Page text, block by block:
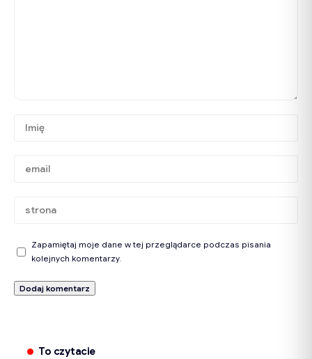
Zapamiętaj moje dane w tej przeglądarce podczas pisania
kolejnych komentarzy.
To czytacie